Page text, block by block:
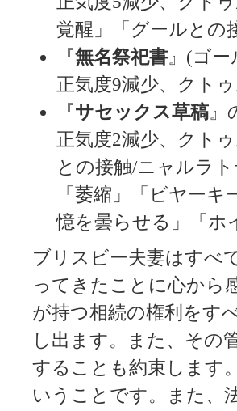
覚醒」「グールとの
『無名祭祀書』(ゴ
正気度9減少、クト
『サセックス草稿』
正気度2減少、クト
との接触/ニャルラ
「萎縮」「ビヤー
憶を曇らせる」「ホ
ブリスビー夫妻はすべ
ってきたことに心から
が持つ相続の権利をす
し出ます。また、その
することも約束します
いうことです。また、